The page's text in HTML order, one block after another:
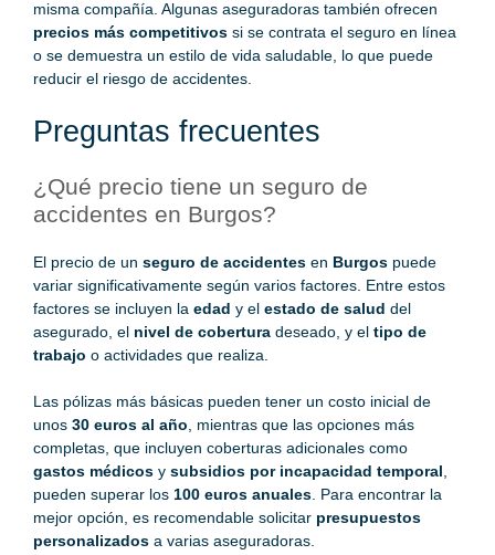
misma compañía. Algunas aseguradoras también ofrecen
precios más competitivos si se contrata el seguro en línea
o se demuestra un estilo de vida saludable, lo que puede
reducir el riesgo de accidentes.
Preguntas frecuentes
¿Qué precio tiene un seguro de
accidentes en Burgos?
El precio de un seguro de accidentes en Burgos puede
variar significativamente según varios factores. Entre estos
factores se incluyen la edad y el estado de salud del
asegurado, el nivel de cobertura deseado, y el tipo de
trabajo o actividades que realiza.
Las pólizas más básicas pueden tener un costo inicial de
unos 30 euros al año , mientras que las opciones más
completas, que incluyen coberturas adicionales como
gastos médicos y subsidios por incapacidad temporal
pueden superar los 100 euros anuales . Para encontrar la
mejor opción, es recomendable solicitar presupuestos
personalizados a varias aseguradoras.